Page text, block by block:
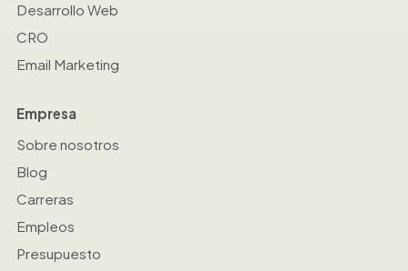
Desarrollo Web
CRO
Email Marketing
Empresa
Sobre nosotros
Blog
Carreras
Empleos
Presupuesto